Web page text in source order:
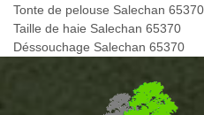
Tonte de pelouse Salechan 65370
Taille de haie Salechan 65370
Déssouchage Salechan 65370